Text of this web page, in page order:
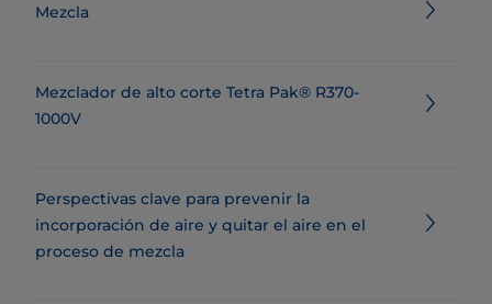
Mezcla
Mezclador de alto corte Tetra Pak® R370-
1000V
Perspectivas clave para prevenir la
incorporación de aire y quitar el aire en el
proceso de mezcla